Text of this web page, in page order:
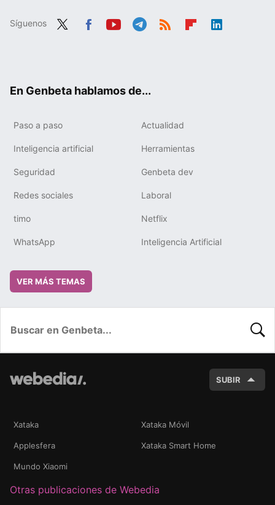
Síguenos
En Genbeta hablamos de...
Paso a paso Actualidad
Inteligencia artificial Herramientas
Seguridad Genbeta dev
Redes sociales Laboral
timo Netflix
WhatsApp Inteligencia Artificial
VER MÁS TEMAS
SUBIR
Xataka Xataka Móvil
Applesfera Xataka Smart Home
Mundo Xiaomi
Otras publicaciones de Webedia